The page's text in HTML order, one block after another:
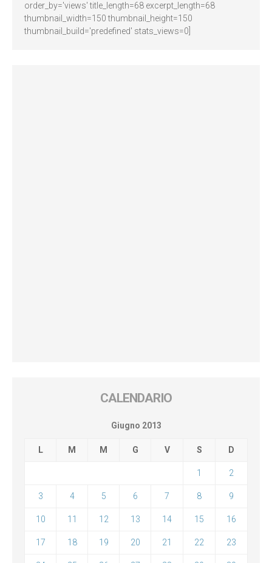
order_by='views' title_length=68 excerpt_length=68
thumbnail_width=150 thumbnail_height=150
thumbnail_build='predefined' stats_views=0]
CALENDARIO
Giugno 2013
L M M G V S D
1 2
3 4 5 6 7 8 9
10 11 12 13 14 15 16
17 18 19 20 21 22 23